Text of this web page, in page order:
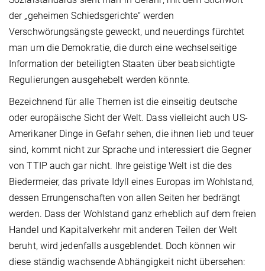
der „geheimen Schiedsgerichte“ werden
Verschwörungsängste geweckt, und neuerdings fürchtet
man um die Demokratie, die durch eine wechselseitige
Information der beteiligten Staaten über beabsichtigte
Regulierungen ausgehebelt werden könnte.
Bezeichnend für alle Themen ist die einseitig deutsche
oder europäische Sicht der Welt. Dass vielleicht auch US-
Amerikaner Dinge in Gefahr sehen, die ihnen lieb und teuer
sind, kommt nicht zur Sprache und interessiert die Gegner
von TTIP auch gar nicht. Ihre geistige Welt ist die des
Biedermeier, das private Idyll eines Europas im Wohlstand,
dessen Errungenschaften von allen Seiten her bedrängt
werden. Dass der Wohlstand ganz erheblich auf dem freien
Handel und Kapitalverkehr mit anderen Teilen der Welt
beruht, wird jedenfalls ausgeblendet. Doch können wir
diese ständig wachsende Abhängigkeit nicht übersehen: